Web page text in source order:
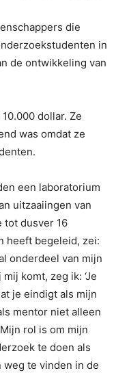
die
in
de ontwikkeling van
dollar. Ze
was omdat ze
een laboratorium
uitzaaiingen van
tot dusver 16
heeft begeleid, zei:
onderdeel van mijn
komt, zeg ik: ‘Je
je eindigt als mijn
mentor niet alleen
rol is om mijn
te doen als
te vinden in de